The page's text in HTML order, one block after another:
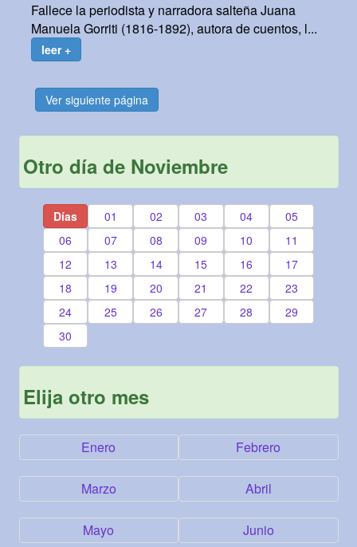
Fallece la periodista y narradora salteña Juana
Manuela Gorriti (1816-1892), autora de cuentos, l...
leer +
Ver siguiente página
Otro día de Noviembre
Días 01 02 03 04
05
06
07 08 09 10
11
12
13 14 15 16
17
18
19 20 21 22
23
24
25 26 27 28
29
30
Elija otro mes
Enero Febrero
Marzo Abril
Mayo Junio